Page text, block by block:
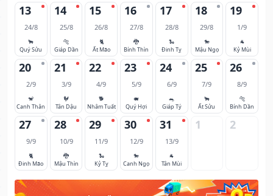
13
24/8
🐂
Quý Sửu
14
25/8
🐅
Giáp Dần
15
26/8
🐈
Ất Mão
16
27/8
🐉
Bính Thìn
17
28/8
🐍
Đinh Tỵ
18
29/8
🐎
Mậu Ngọ
19
1/9
🐐
Kỷ Mùi
20
2/9
🐒
Canh Thân
21
3/9
🐓
Tân Dậu
22
4/9
🐕
Nhâm Tuất
23
5/9
🐖
Quý Hợi
24
6/9
🐀
Giáp Tý
25
7/9
🐂
Ất Sửu
26
8/9
🐅
Bính Dần
27
9/9
🐈
Đinh Mão
28
10/9
🐉
Mậu Thìn
29
11/9
🐍
Kỷ Tỵ
30
12/9
🐎
Canh Ngọ
31
13/9
🐐
Tân Mùi
1 2